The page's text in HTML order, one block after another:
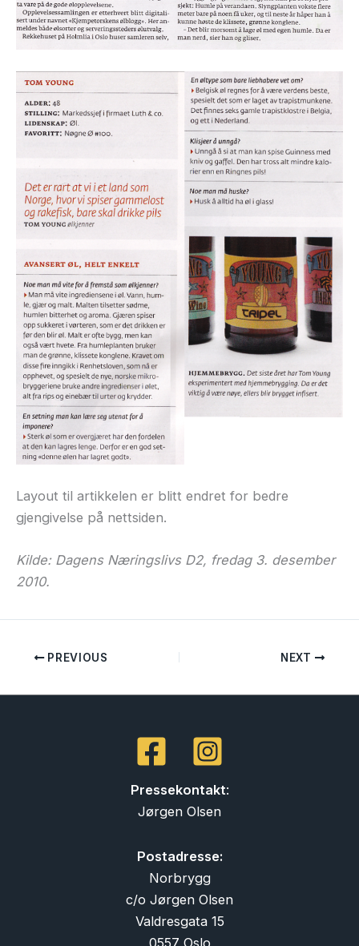
Layout til artikkelen er blitt endret for bedre
gjengivelse på nettsiden.
Kilde: Dagens Næringslivs D2, fredag 3. desember
2010.
PREVIOUS NEXT
Pressekontakt:
Jørgen Olsen
Postadresse:
Norbrygg
c/o Jørgen Olsen
Valdresgata 15
0557 Oslo